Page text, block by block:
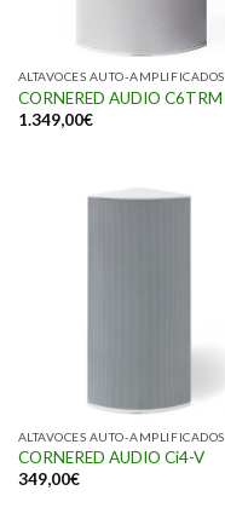
ALTAVOCES AUTO-AMPLIFICADOS
CORNERED AUDIO C6TRM
1.349,00€
ALTAVOCES AUTO-AMPLIFICADOS
CORNERED AUDIO Ci4-V
349,00€